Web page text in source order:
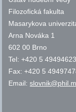
Filozofická fakulta
Masarykova
Arna Nováka 1
602 00 Brno
Tel: +420 5 49494623
Fax: +420 5
Email: